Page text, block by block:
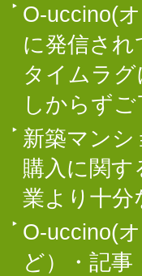
O-uccino(
に発信さ
タイムラ
しからずご
新築マンシ
購入に関す
業より十分
O-uccino(
ど）・記